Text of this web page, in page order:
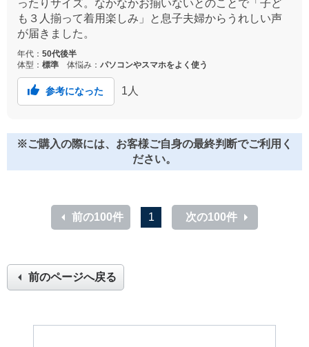
ったりサイズ。なかなかお揃いないとのことで「子ど
も３人揃って着用楽しみ」と息子夫婦からうれしい声
が届きました。
年代： 50代後半
体型： 標準 体悩み： パソコンやスマホをよく使う
参考になった 1 人
※ご購入の際には、お客様ご自身の最終判断でご利用く
ださい。
前の100件 1 次の100件
前のページへ戻る